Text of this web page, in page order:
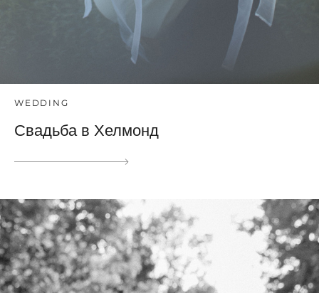
WEDDING
Свадьба в Хелмонд